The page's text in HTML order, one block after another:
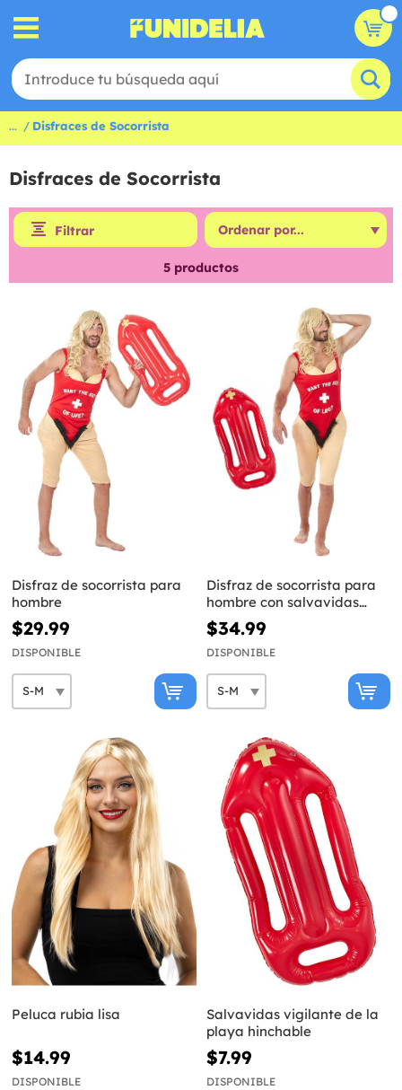
... Disfraces de Socorrista
Disfraces de Socorrista
Filtrar
5 productos
Disfraz de socorrista para
hombre
$29.99
DISPONIBLE
Disfraz de socorrista para
hombre con salvavidas
hinchable
$34.99
DISPONIBLE
Peluca rubia lisa
$14.99
DISPONIBLE
Salvavidas vigilante de la
playa hinchable
$7.99
DISPONIBLE